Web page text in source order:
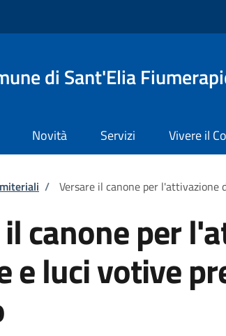
di Sant'Elia
Novità Servizi Vivere il
pane
/ Versare il canone per l'attivazione
canone per
e luci votive